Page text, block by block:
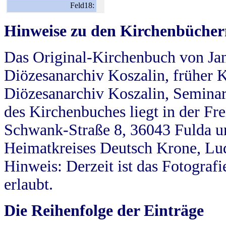
Feld18:
Hinweise zu den
Das Original-Kirchenbuch von
Diözesanarchiv Koszalin, früher
Diözesanarchiv Koszalin,
des Kirchenbuches liegt in der
Schwank-Straße 8, 36043 Fulda
Heimatkreises Deutsch Krone,
Hinweis: Derzeit ist das
erlaubt.
Die Reihenfolge der Einträge